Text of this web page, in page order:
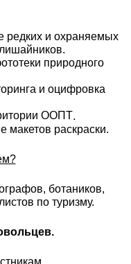
редких и охраняемых
природного
и оцифровка
ООПТ.
макетов раскраски.
ботаников,
по туризму.